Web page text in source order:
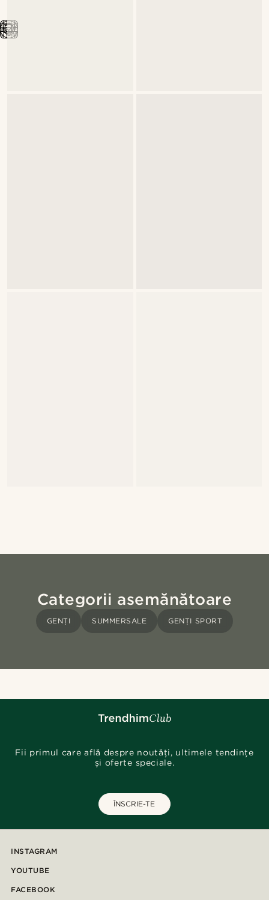
Categorii asemănătoare
GENȚI SUMMERSALE GENȚI SPORT
Fii primul care află despre noutăți, ultimele tendințe
și oferte speciale.
ÎNSCRIE-TE
INSTAGRAM
YOUTUBE
FACEBOOK